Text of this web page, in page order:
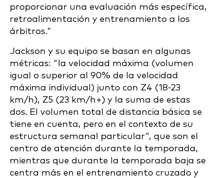
proporcionar una evaluación más específica,
retroalimentación y entrenamiento a los
árbitros."
Jackson y su equipo se basan en algunas
métricas: "la velocidad máxima (volumen
igual o superior al 90% de la velocidad
máxima individual) junto con Z4 (18-23
km/h), Z5 (23 km/h+) y la suma de estas
dos. El volumen total de distancia básica se
tiene en cuenta, pero en el contexto de su
estructura semanal particular", que son el
centro de atención durante la temporada,
mientras que durante la temporada baja se
centra más en el entrenamiento cruzado y